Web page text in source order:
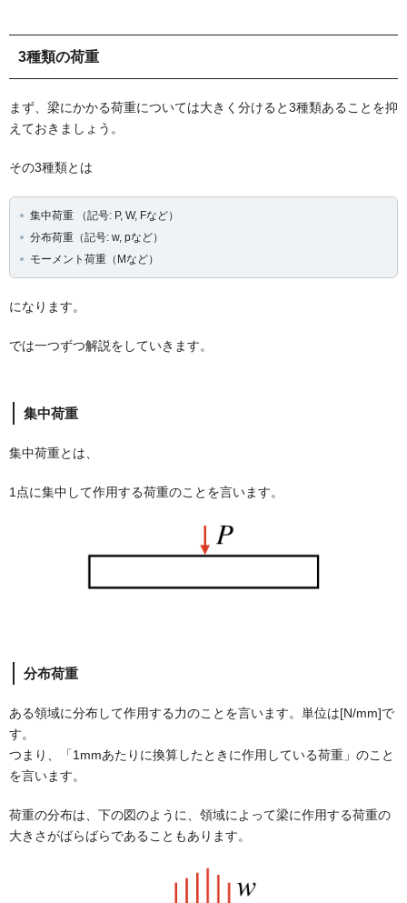
3種類の荷重
まず、梁にかかる荷重については大きく分けると3種類あることを抑
えておきましょう。
その3種類とは
集中荷重 （記号: P, W, Fなど）
分布荷重（記号: w, pなど）
モーメント荷重（Mなど）
になります。
では一つずつ解説をしていきます。
集中荷重
集中荷重とは、
1点に集中して作用する荷重のことを言います。
分布荷重
ある領域に分布して作用する力のことを言います。単位は[N/mm]で
す。
つまり、「1mmあたりに換算したときに作用している荷重」のこと
を言います。
荷重の分布は、下の図のように、領域によって梁に作用する荷重の
大きさがばらばらであることもあります。